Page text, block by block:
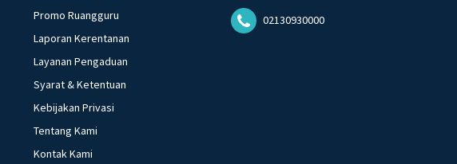
Promo Ruangguru
Laporan Kerentanan
Layanan Pengaduan
Syarat & Ketentuan
Kebijakan Privasi
Tentang Kami
Kontak Kami
02130930000